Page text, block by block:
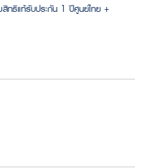
ทธิแท้รับประกัน 1 ปีศูนย์ไทย +